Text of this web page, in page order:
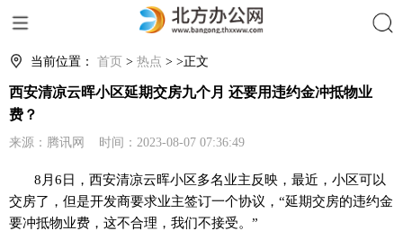
当前位置： 首页 > 热点 > >正文
西安清凉云晖小区延期交房九个月 还要用违约金冲抵物业
费？
来源：腾讯网 时间：2023-08-07 07:36:49
8月6日，西安清凉云晖小区多名业主反映，最近，小区可以
交房了，但是开发商要求业主签订一个协议，“延期交房的违约金
要冲抵物业费，这不合理，我们不接受。”